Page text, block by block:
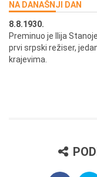
NA DANAŠNJI DAN
8.8.1930.
Preminuo je Ilija
prvi srpski režiser,
krajevima.